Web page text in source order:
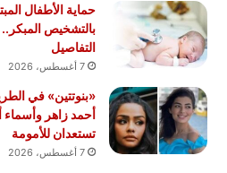
حماية الأطفال
بالتشخيص
التفاصيل
7 أغسطس، 2026
«بنوتتين» في
أحمد زاهر وأسماء
تستعدان للأمومة
7 أغسطس، 2026